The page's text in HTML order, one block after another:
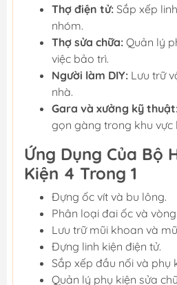
Thợ điện tử: Sắp xếp
nhóm.
Thợ sửa chữa: Quản lý
việc bảo trì.
Người làm DIY: Lưu trữ
nhà.
Gara và xưởng kỹ
gọn gàng trong khu vực
Ứng Dụng Của Bộ
Kiện 4 Trong 1
Đựng ốc vít và bu lông.
Phân loại đai ốc và
Lưu trữ mũi khoan và
Đựng linh kiện điện tử.
Sắp xếp đầu nối và phụ
Quản lý phụ kiện sửa